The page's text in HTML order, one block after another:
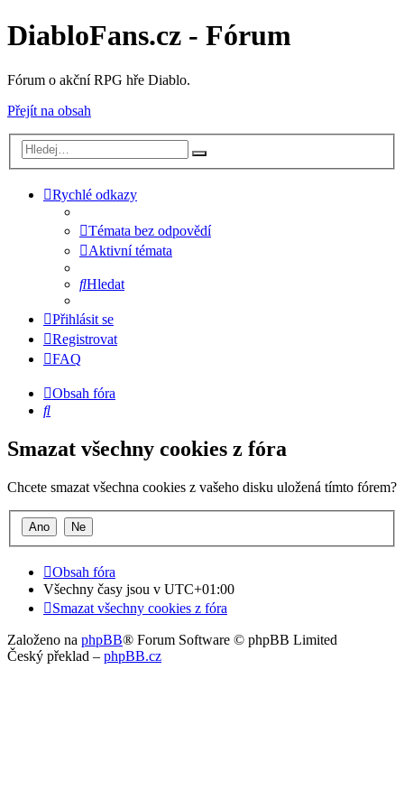
DiabloFans.cz - Fórum
Fórum o akční RPG hře Diablo.
Přejít na obsah
Rychlé odkazy
Témata bez odpovědí
Aktivní témata
Hledat
Přihlásit se
Registrovat
FAQ
Obsah fóra
Hledat
Smazat všechny cookies z fóra
Chcete smazat všechna cookies z vašeho disku uložená tímto fórem?
Obsah fóra
Všechny časy jsou v UTC+01:00
Smazat všechny cookies z fóra
Založeno na phpBB® Forum Software © phpBB Limited
Český překlad – phpBB.cz